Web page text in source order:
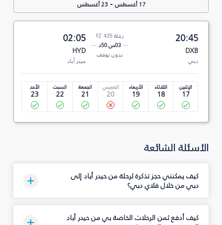
17 أغسطس -23 أغسطس
20:45
DXB
دبي
رحلة FZ 435
03س 50د
بدون توقف
02:05
HYD
حيدر أباد
الإثنين
17
الثلاثاء
18
الأربعاء
19
الخميس
20
الجمعة
21
السبت
22
الأحد
23
الأسئلة الشائعة
كيف يمكنني حجز تذكرة لرحلة من حيدر أباد إلى
دبي من خلال فلاي دبي؟
كيف أدفع ثمن الرحلات الخاصة بي من حيدر أباد